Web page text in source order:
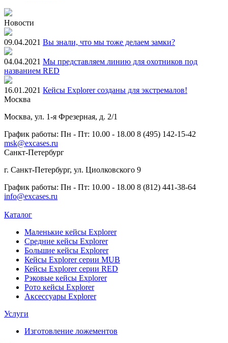
Новости
09.04.2021 Вы знали, что мы тоже делаем замки?
04.04.2021 Мы представляем линию для охотников под
названием RED
16.01.2021 Кейсы Explorer созданы для экстремалов!
Москва
Москва, ул. 1-я Фрезерная, д. 2/1
График работы: Пн - Пт: 10.00 - 18.00 8 (495) 142-15-42
msk@excases.ru
Санкт-Петербург
г. Санкт-Петербург, ул. Циолковского 9
График работы: Пн - Пт: 10.00 - 18.00 8 (812) 441-38-64
info@excases.ru
Каталог
Маленькие кейсы Explorer
Средние кейсы Explorer
Большие кейсы Explorer
Кейсы Explorer серии MUB
Кейсы Explorer серии RED
Рэковые кейсы Explorer
Рото кейсы Explorer
Аксессуары Explorer
Услуги
Изготовление ложементов